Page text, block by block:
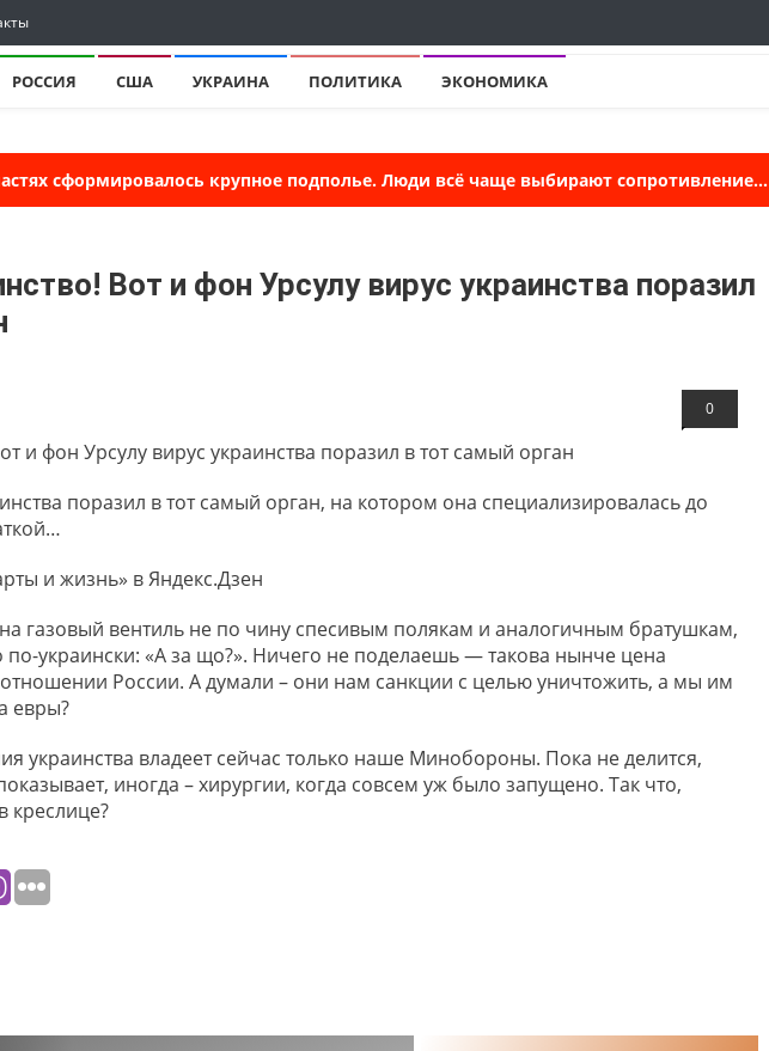
РОССИЯ США УКРАИНА ПОЛИТИКА ЭКОНОМИКА
сформировалось крупное подполье. Люди всё чаще выбирают сопротивление...
Вот и фон Урсулу вирус украинства поразил
0
поразил в тот самый орган, на котором она специализировалась до
и жизнь» в Яндекс.Дзен
газовый вентиль не по чину спесивым полякам и аналогичным братушкам,
по-украински: «А за що?». Ничего не поделаешь — такова нынче цена
России. А думали – они нам санкции с целью уничтожить, а мы им
евры?
украинства владеет сейчас только наше Минобороны. Пока не делится,
иногда – хирургии, когда совсем уж было запущено. Так что,
креслице?